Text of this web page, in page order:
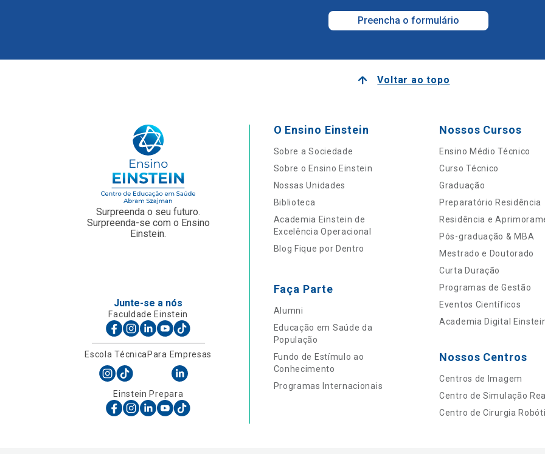
Preencha o formulário
Voltar ao topo
Surpreenda o seu futuro.
Surpreenda-se com o Ensino
Einstein.
Junte-se a nós
Faculdade Einstein
Escola Técnica Para Empresas
Einstein Prepara
O Ensino Einstein
Sobre a Sociedade
Sobre o Ensino Einstein
Nossas Unidades
Biblioteca
Academia Einstein de
Excelência Operacional
Blog Fique por Dentro
Faça Parte
Alumni
Educação em Saúde da
População
Fundo de Estímulo ao
Conhecimento
Programas Internacionais
Nossos Cursos
Ensino Médio Técnico
Curso Técnico
Graduação
Preparatório Residência
Residência e
Pós-graduação & MBA
Mestrado e Doutorado
Curta Duração
Programas de Gestão
Eventos Científicos
Academia Digital
Nossos Centros
Centros de Imagem
Centro de Simulação
Centro de Cirurgia